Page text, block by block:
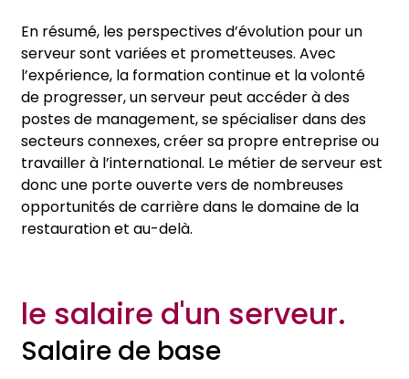
En résumé, les perspectives d’évolution pour un
serveur sont variées et prometteuses. Avec
l’expérience, la formation continue et la volonté
de progresser, un serveur peut accéder à des
postes de management, se spécialiser dans des
secteurs connexes, créer sa propre entreprise ou
travailler à l’international. Le métier de serveur est
donc une porte ouverte vers de nombreuses
opportunités de carrière dans le domaine de la
restauration et au-delà.
le salaire d'un serveur.
Salaire de base